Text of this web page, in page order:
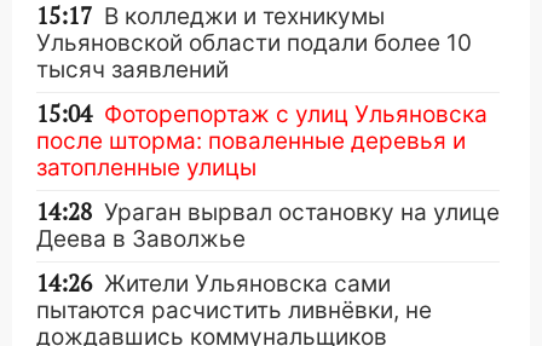
15:17 В колледжи и техникумы
Ульяновской области подали более 10
тысяч заявлений
15:04 Фоторепортаж с улиц Ульяновска
после шторма: поваленные деревья и
затопленные улицы
14:28 Ураган вырвал остановку на улице
Деева в Заволжье
14:26 Жители Ульяновска сами
пытаются расчистить ливнёвки, не
дождавшись коммунальщиков